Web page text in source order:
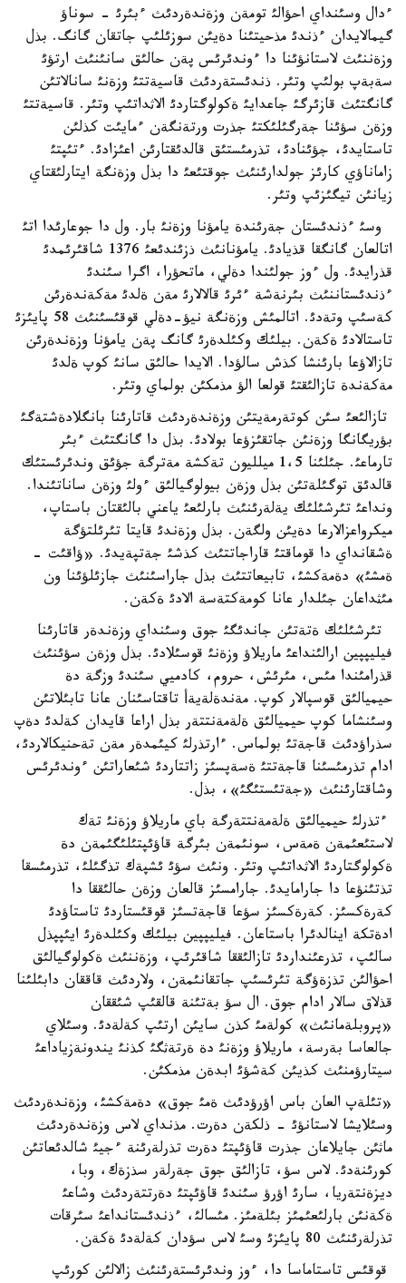
ءدال وسئنداي احؤالئ تومةن وزةندةردئث ءبئرئ - سوناؤ
گيمالايدان ءذندئ مذحيتئنا دةيئن سوزئلئپ جاتقان گانگ. بذل
وزةننئث لاستانؤئنا دا ءوندئرئس پةن حالئق سانئنئث ارتؤئ
سةبةپ بولئپ وتئر. ذندئستةردئث قاسيةتتئ وزةنئ سانالاتئن
گانگتئث قازئرگئ جاعدايئ ةكولوگتاردئ الاثداتئپ وتئر. قاسيةتتئ
وزةن سؤئنا جةرگئلئكتئ جذرت ورتةنگةن ءمايئت كذلئن
تاستايدئ، جؤئنادئ، تذرمئستئق قالدئقتارئن اعئزادئ. ءتئپتئ
زاماناؤي كارئز جولدارئنئث جوقتئعئ دا بذل وزةنگة ايتارلئقتاي
زيانئن تيگئزئپ وتئر.
وسئ ءذندئستان جةرئندة يامؤنا وزةنئ بار. ول دا جوعارئدا اتئ
اتالعان گانگقا قذيادئ. يامؤنانئث ذزئندئعئ 1376 شاقئرئمدئ
قذرايدئ. ول ءوز جولئندا دةلي، ماتحؤرا، اگرا سئندئ
ءذندئستاننئث بئرنةشة ءئرئ قالالارئ مةن ةلدئ مةكةندةرئن
كةسئپ وتةدئ. اتالمئش وزةنگة نيؤ-دةلي قوقئسئنئث 58 پايئزئ
تاستالادئ ةكةن. بيلئك وكئلدةرئ گانگ پةن يامؤنا وزةندةرئن
تازالاؤعا بارئنشا كذش سالؤدا. الايدا حالئق سانئ كوپ ةلدئ
مةكةندة تازالئقتئ قولعا الؤ مذمكئن بولماي وتئر.
تازالئعئ سئن كوتةرمةيتئن وزةندةردئث قاتارئنا بانگلادةشتةگئ
بؤريگانگا وزةنئن جاتقئزؤعا بولادئ. بذل دا گانگتئث ءبئر
تارماعئ. جئلئنا 1،5 ميلليون تةكشة مةترگة جؤئق وندئرئستئك
قالدئق توگئلةتئن بذل وزةن بيولوگيالئق ءولئ وزةن ساناتئندا.
ونداعئ تئرشئلئك يةلةرئنئث بارلئعئ ياعني بالئقتان باستاپ،
ميكرواعزالارعا دةيئن ولگةن. بذل وزةندئ قايتا تئرئلتؤگة
ةشقانداي دا قوماقتئ قاراجاتتئث كذشئ جةتپةيدئ. «ؤاقئت -
ةمشئ» دةمةكشئ، تابيعاتتئث بذل جاراسئنئث جازئلؤئنا ون
مئثداعان جئلدار عانا كومةكتةسة الادئ ةكةن.
تئرشئلئك ةتةتئن جاندئگئ جوق وسئنداي وزةندةر قاتارئنا
فيليپپين ارالئنداعئ ماريلاؤ وزةنئ قوسئلادئ. بذل وزةن سؤئنئث
قذرامئندا مئس، مئرئش، حروم، كادميي سئندئ وزگة دة
حيميالئق قوسپالار كوپ. مةندةلةيةأ تاقتاسئنان عانا تابئلاتئن
وسئنشاما كوپ حيميالئق ةلةمةنتتةر بذل اراعا قايدان كةلدئ دةپ
سذراؤدئث قاجةتئ بولماس. ءارتذرلئ كيئمدةر مةن تةحنيكالاردئ،
ادام تذرمئسئنا قاجةتتئ ةسةپسئز زاتتاردئ شئعاراتئن ءوندئرئس
وشاقتارئنئث «جةتئستئگئ»، بذل.
ءتذرلئ حيميالئق ةلةمةنتتةرگة باي ماريلاؤ وزةنئ تةك
لاستئعئمةن ةمةس، سونئمةن بئرگة قاؤئپتئلئگئمةن دة
ةكولوگتاردئ الاثداتئپ وتئر. ونئث سؤئ ئشپةك تذگئلئ، تذرمئسقا
تذتئنؤعا دا جارامايدئ. جارامسئز قالعان وزةن حالئققا دا
كةرةكسئز. كةرةكسئز سؤعا قاجةتسئز قوقئستاردئ تاستاؤدئ
ادةتكة اينالدئرا باستاعان. فيليپپين بيلئك وكئلدةرئ ايئپپذل
سالئپ، تذرعئنداردئ تازالئققا شاقئرئپ، وزةننئث ةكولوگيالئق
احؤالئن تذزةؤگة تئرئسئپ جاتقانئمةن، ولاردئث قاققان دابئلئنا
قذلاق سالار ادام جوق. ال سؤ بةتئنة قالقئپ شئققان
«پروبلةمانئث» كولةمئ كذن سايئن ارتئپ كةلةدئ. وسئلاي
جالعاسا بةرسة، ماريلاؤ وزةنئ دة ةرتةثگئ كذنئ يندونةزياداعئ
سيتارؤمنئث كذيئن كةشؤئ ابدةن مذمكئن.
«تئلةپ العان باس اؤرؤدئث ةمئ جوق» دةمةكشئ، وزةندةردئث
وسئلايشا لاستانؤئ - ذلكةن دةرت. مذنداي لاس وزةندةردئث
ماثئن جايلاعان جذرت قاؤئپتئ دةرت تذرلةرئنة ءجيئ شالدئعاتئن
كورئنةدئ. لاس سؤ، تازالئق جوق جةرلةر سذزةك، وبا،
ديزةنتةريا، سارئ اؤرؤ سئندئ قاؤئپتئ دةرتتةردئث وشاعئ
ةكةنئن بارلئعئمئز بئلةمئز. مئسالئ، ءذندئستانداعئ سئرقات
تذرلةرئنئث 80 پايئزئ وسئ لاس سؤدان كةلةدئ ةكةن.
قوقئس تاستاماسا دا، ءوز وندئرئستةرئنئث زالالئن كورئپ